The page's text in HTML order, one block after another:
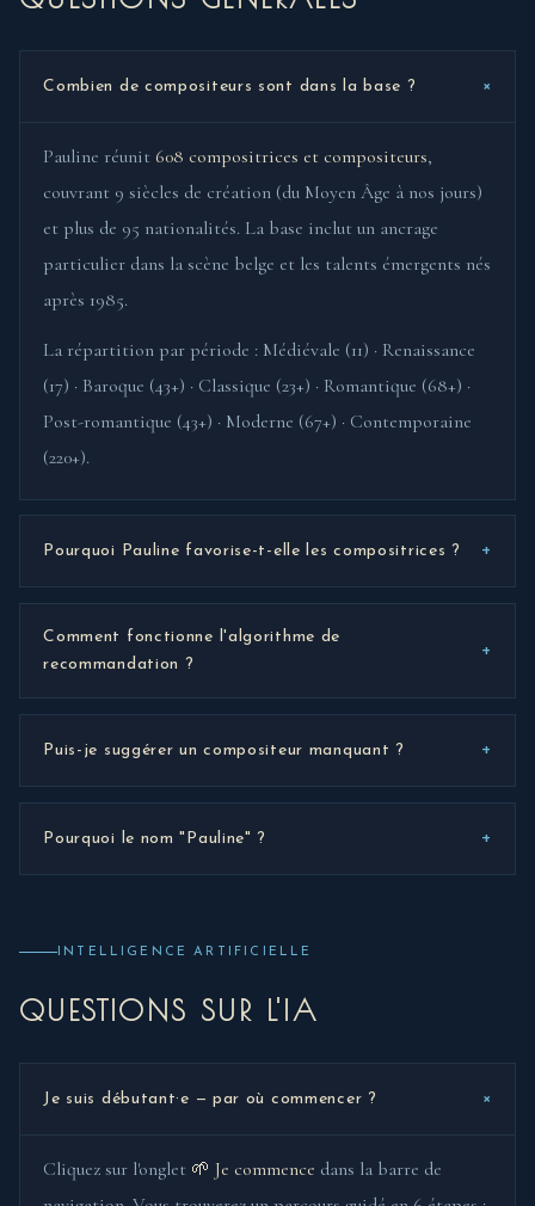
Combien de compositeurs sont dans la base ? +
Pauline réunit 608 compositrices et compositeurs,
couvrant 9 siècles de création (du Moyen Âge à nos jours)
et plus de 95 nationalités. La base inclut un ancrage
particulier dans la scène belge et les talents émergents nés
après 1985.
La répartition par période : Médiévale (11) · Renaissance
(17) · Baroque (43+) · Classique (23+) · Romantique (68+) ·
Post-romantique (43+) · Moderne (67+) · Contemporaine
(220+).
Pourquoi Pauline favorise-t-elle les compositrices ? +
Comment fonctionne l'algorithme de
recommandation ?
+
Puis-je suggérer un compositeur manquant ? +
Pourquoi le nom "Pauline" ? +
INTELLIGENCE ARTIFICIELLE
QUESTIONS SUR L'IA
Je suis débutant·e — par où commencer ? +
Cliquez sur l'onglet 🌱 Je commence dans la barre de